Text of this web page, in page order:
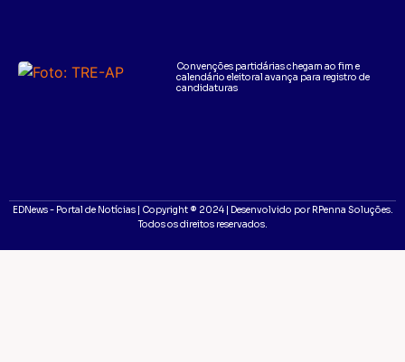
Convenções partidárias chegam ao fim e
calendário eleitoral avança para registro de
candidaturas
EDNews - Portal de Notícias | Copyright ® 2024 | Desenvolvido por RPenna Soluções.
Todos os direitos reservados.